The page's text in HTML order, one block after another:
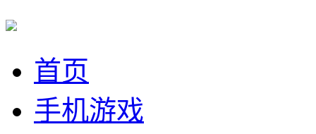
首页
手机游戏